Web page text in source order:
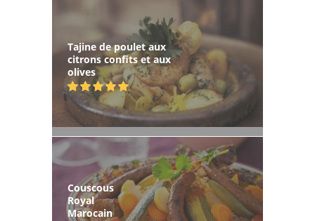
Tajine de poulet aux
citrons confits et aux
olives
Couscous
Royal
Marocain